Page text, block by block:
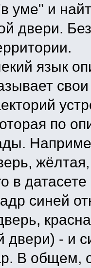
уме" и
двери.
язык
по
в
синей
двери) - и
В общем,